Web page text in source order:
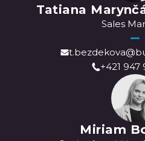
Tatiana
Sales
+421 947
Miriam